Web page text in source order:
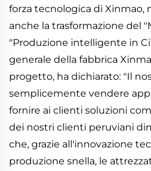
forza tecnologica di Xinmao,
anche la trasformazione del
"Produzione intelligente in
generale della fabbrica
progetto, ha dichiarato: "Il
semplicemente vendere
fornire ai clienti soluzioni
dei nostri clienti peruviani
che, grazie all'innovazione
produzione snella, le